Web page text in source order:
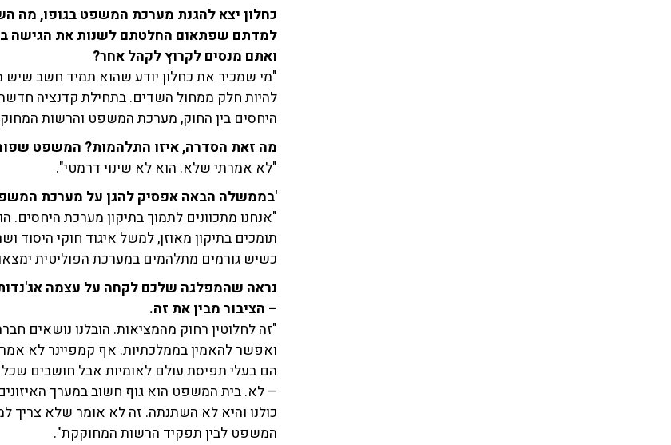
כחלון יצא להגנת מערכת המשפט בגופו, מה
למדתם שפתאום החלטתם לשנות את הגישה
ואתם מנסים לקרוץ לקהל אחר?
"מי שמכיר את כחלון יודע שהוא תמיד חשב
להיות חלק ממחול השדים. בתחילת קדנציה
היחסים בין החוק, מערכת המשפט והרשות
מה זאת הסדרה, איזו התלהמות? המשפט
"לא אמרתי שלא. הוא לא שינוי דרמטי".
'בממשלה הבאה אפסיק להגן על מערכת
"אנחנו מתכוונים לתמוך בתיקון מערכת היחסים.
כשיש גורמים מתלהמים במערכת הפוליטית ימצאו
נראה שהמפלגה שלכם לקחה על עצמה
– הציבור מבין את זה.
"זה לחלוטין רחוק מהמציאות. הובלנו נושאים
ואפשר להאמין בממלכתיות. אף קמפיינר לא אמר
הם בעלי תפיסת עולם לאומיות אבל חושבים שכל
– לא. בית המשפט הוא גוף חשוב במערך
כולנו והיא לא השתנתה. זה לא אומר שלא צריך
המשפט לבין תפקיד הרשות המחוקקת".